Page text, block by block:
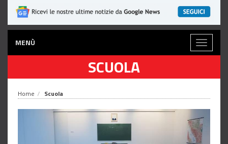
MENÙ
Toggle
SCUOLA
Home Scuola